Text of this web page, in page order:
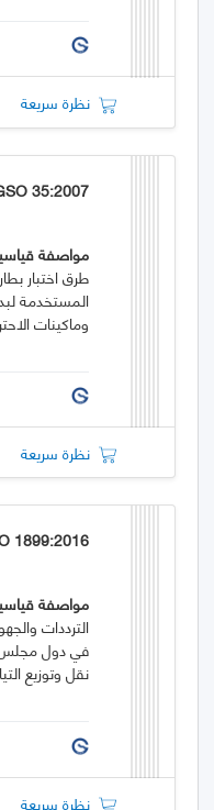
نظرة سريعة
35:2007
مواصفة
طرق اختبار
المستخدمة
وماكينات
نظرة سريعة
1899:2016
مواصفة
الترددات
في دول مجلس
نقل وتوزيع
نظرة سريعة